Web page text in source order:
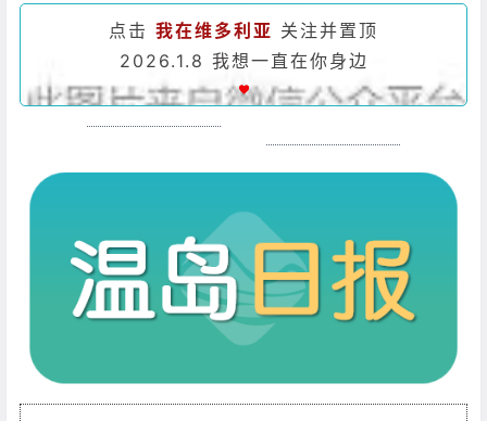
点击 我在维多利亚 关注并置顶
2026.1.8 我想一直在你身边